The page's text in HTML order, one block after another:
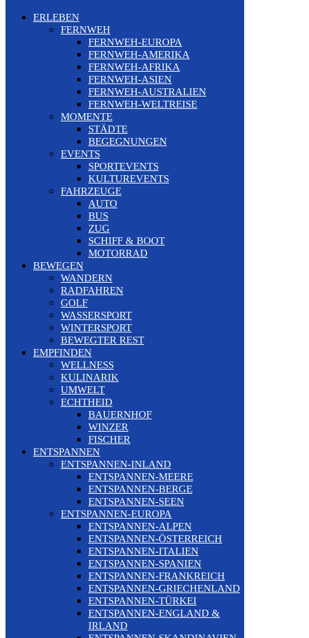
ERLEBEN
FERNWEH
FERNWEH-EUROPA
FERNWEH-AMERIKA
FERNWEH-AFRIKA
FERNWEH-ASIEN
FERNWEH-AUSTRALIEN
FERNWEH-WELTREISE
MOMENTE
STÄDTE
BEGEGNUNGEN
EVENTS
SPORTEVENTS
KULTUREVENTS
FAHRZEUGE
AUTO
BUS
ZUG
SCHIFF & BOOT
MOTORRAD
BEWEGEN
WANDERN
RADFAHREN
GOLF
WASSERSPORT
WINTERSPORT
BEWEGTER REST
EMPFINDEN
WELLNESS
KULINARIK
UMWELT
ECHTHEID
BAUERNHOF
WINZER
FISCHER
ENTSPANNEN
ENTSPANNEN-INLAND
ENTSPANNEN-MEERE
ENTSPANNEN-BERGE
ENTSPANNEN-SEEN
ENTSPANNEN-EUROPA
ENTSPANNEN-ALPEN
ENTSPANNEN-ÖSTERREICH
ENTSPANNEN-ITALIEN
ENTSPANNEN-SPANIEN
ENTSPANNEN-FRANKREICH
ENTSPANNEN-GRIECHENLAND
ENTSPANNEN-TÜRKEI
ENTSPANNEN-ENGLAND &
IRLAND